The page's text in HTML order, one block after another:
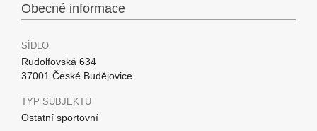
Obecné informace
SÍDLO
Rudolfovská 634
37001 České Budějovice
TYP SUBJEKTU
Ostatní sportovní